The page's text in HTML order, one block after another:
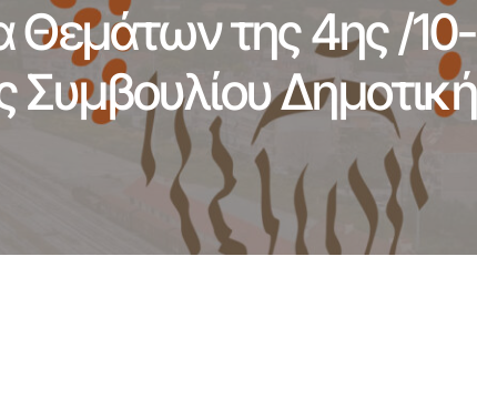
Θεμάτων της 4ης /10-
Συμβουλίου